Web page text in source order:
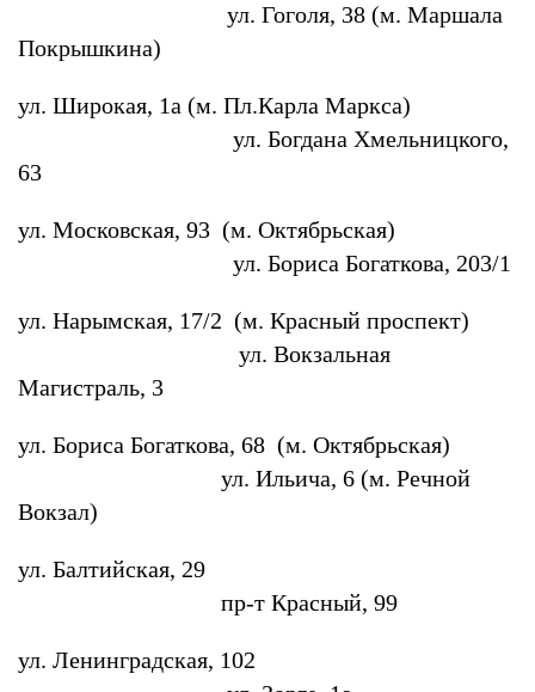
ул. Гоголя, 38 (м. Маршала
Покрышкина)
ул. Широкая, 1а (м. Пл.Карла Маркса)
ул. Богдана Хмельницкого,
63
ул. Московская, 93 (м. Октябрьская)
ул. Бориса Богаткова, 203/1
ул. Нарымская, 17/2 (м. Красный проспект)
ул. Вокзальная
Магистраль, 3
ул. Бориса Богаткова, 68 (м. Октябрьская)
ул. Ильича, 6 (м. Речной
Вокзал)
ул. Балтийская, 29
пр-т Красный, 99
ул. Ленинградская, 102